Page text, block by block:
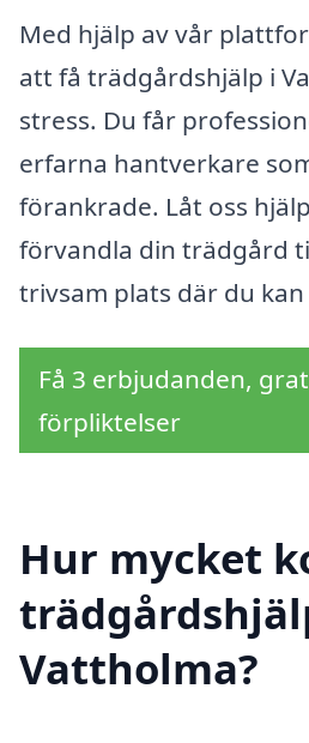
Med hjälp av vår
att få trädgårdshjälp i
stress. Du får
erfarna hantverkare
förankrade. Låt oss
förvandla din trädgård
trivsam plats där du
Få 3 erbjudanden,
förpliktelser
Hur mycket
Vattholma?